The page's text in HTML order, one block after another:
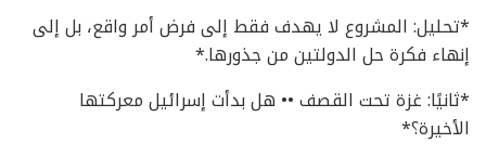
*تحليل: المشروع لا يهدف فقط إلى فرض أمر واقع، بل إلى
إنهاء فكرة حل الدولتين من جذورها.*
*ثانيًا: غزة تحت القصف •• هل بدأت إسرائيل معركتها
الأخيرة؟*